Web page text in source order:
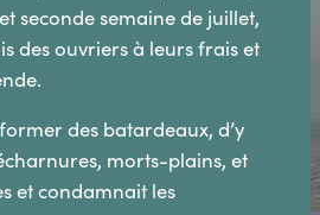
seconde semaine de juillet,
des ouvriers à leurs frais et
des batardeaux, d’y
morts-plains, et
et condamnait les